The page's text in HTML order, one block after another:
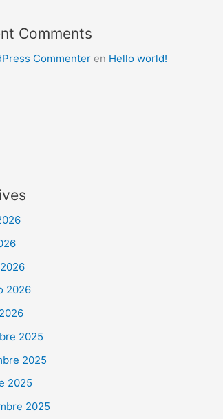
Comments
Commenter en Hello world!
2026
2025
2025
2025
2025